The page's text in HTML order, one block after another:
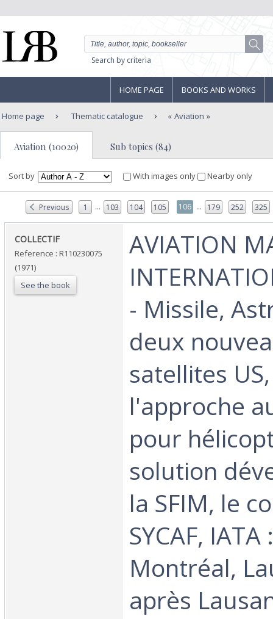
Search by criteria
HOME PAGE BOOKS AND WORKS
Home page Thematic catalogue Aviation
Aviation (10020) Sub topics (84)
Sort by With images only Nearby only
Previous 1 ... 103 104 105 106 ... 179 252 325
‎COLLECTIF‎
Reference : R110230075
(1971)
See the book
‎AVIATION
- Missile,
deux
satellites
l'approche
pour
solution
la SFIM, le
SYCAF,
Montréal,
après